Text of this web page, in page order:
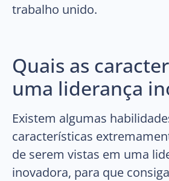
trabalho unido.
Quais as
uma liderança
Existem algumas
características
de serem vistas em uma
inovadora, para que